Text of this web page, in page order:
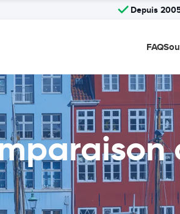
Depuis
FAQ